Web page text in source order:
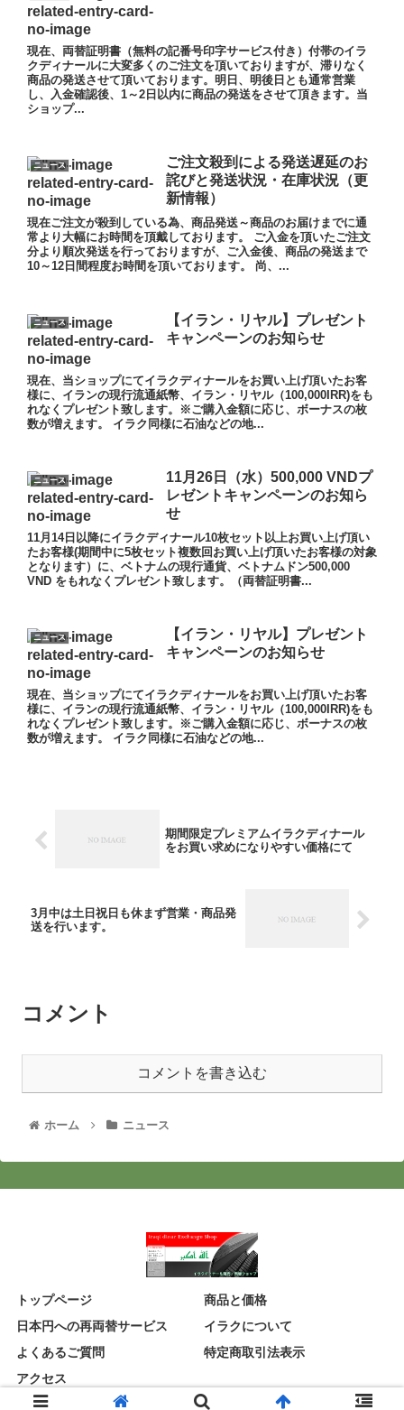
現在、両替証明書（無料の記番号印字サービス付き）付帯のイラ
クディナールに大変多くのご注文を頂いておりますが、滞りなく
商品の発送させて頂いております。明日、明後日とも通常営業
し、入金確認後、1～2日以内に商品の発送をさせて頂きます。当
ショップ...
ニュース
ご注文殺到による発送遅延のお
詫びと発送状況・在庫状況（更
新情報）
現在ご注文が殺到している為、商品発送～商品のお届けまでに通
常より大幅にお時間を頂戴しております。 ご入金を頂いたご注文
分より順次発送を行っておりますが、ご入金後、商品の発送まで
10～12日間程度お時間を頂いております。 尚、...
ニュース
【イラン・リヤル】プレゼント
キャンペーンのお知らせ
現在、当ショップにてイラクディナールをお買い上げ頂いたお客
様に、イランの現行流通紙幣、イラン・リヤル（100,000IRR)をも
れなくプレゼント致します。※ご購入金額に応じ、ボーナスの枚
数が増えます。 イラク同様に石油などの地...
ニュース
11月26日（水）500,000 VNDプ
レゼントキャンペーンのお知ら
せ
11月14日以降にイラクディナール10枚セット以上お買い上げ頂い
たお客様(期間中に5枚セット複数回お買い上げ頂いたお客様の対象
となります）に、ベトナムの現行通貨、ベトナムドン500,000
VND をもれなくプレゼント致します。（両替証明書...
ニュース
【イラン・リヤル】プレゼント
キャンペーンのお知らせ
現在、当ショップにてイラクディナールをお買い上げ頂いたお客
様に、イランの現行流通紙幣、イラン・リヤル（100,000IRR)をも
れなくプレゼント致します。※ご購入金額に応じ、ボーナスの枚
数が増えます。 イラク同様に石油などの地...
期間限定プレミアムイラクディナール
をお買い求めになりやすい価格にて
3月中は土日祝日も休まず営業・商品発
送を行います。
コメント
コメントを書き込む
ホーム ニュース
トップページ
商品と価格
日本円への再両替サービス
イラクについて
よくあるご質問
特定商取引法表示
アクセス